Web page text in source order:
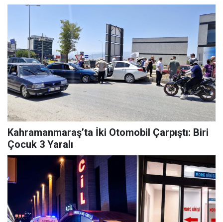
Kahramanmaraş’ta İki Otomobil Çarpıştı: Biri
Çocuk 3 Yaralı